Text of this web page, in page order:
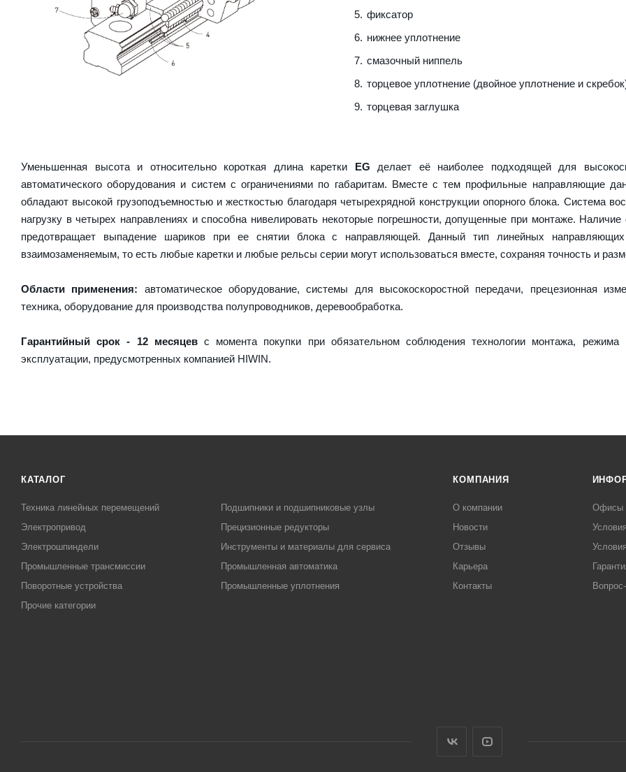
фиксатор
нижнее уплотнение
смазочный ниппель
торцевое уплотнение (двойное уплотнение и
торцевая заглушка
Уменьшенная высота и относительно короткая длина каретки EG делает её наиболее подходящей для
автоматического оборудования и систем с ограничениями по габаритам. Вместе с тем профильные направляющие
обладают высокой грузоподъемностью и жесткостью благодаря четырехрядной конструкции опорного блока. Система
нагрузку в четырех направлениях и способна нивелировать некоторые погрешности, допущенные при монтаже. Наличие
предотвращает выпадение шариков при ее снятии блока с направляющей. Данный тип линейных направляющих
взаимозаменяемым, то есть любые каретки и любые рельсы серии могут использоваться вместе, сохраняя точность и
Области применения: автоматическое оборудование, системы для высокоскоростной передачи, прецезионная
техника, оборудование для производства полупроводников, деревообработка.
Гарантийный срок - 12 месяцевс момента покупки при обязательном соблюдения технологии монтажа, режима
эксплуатации, предусмотренных компанией HIWIN.
КАТАЛОГ
Техника линейных перемещений
Подшипники и подшипниковые узлы
Электропривод
Прецизионные редукторы
Электрошпиндели
Инструменты и материалы для сервиса
Промышленные трансмиссии
Промышленная автоматика
Поворотные устройства
Промышленные уплотнения
Прочие категории
КОМПАНИЯ
О компании
Новости
Отзывы
Карьера
Контакты
Офисы